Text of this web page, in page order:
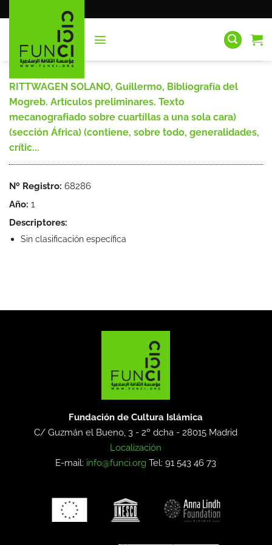
al
RITTWAGEN SOLANO, Guillermo, Bibliografía del
Mogreb. Artículos preliminares. Texto
mecanografiado sobre cuartíIlas a una sola cara)
(sección África) (contiene, sobre todo, generalidades,
crític...
Nº Registro: 68286
Año: 1
Descriptores:
Sin clasificación específica
Fundación de Cultura Islámica
C/ Guzmán el Bueno, 3 - 2º dcha -28015 Madrid
Localización
E-mail: info@funci.org Tel: 91 543 46 73